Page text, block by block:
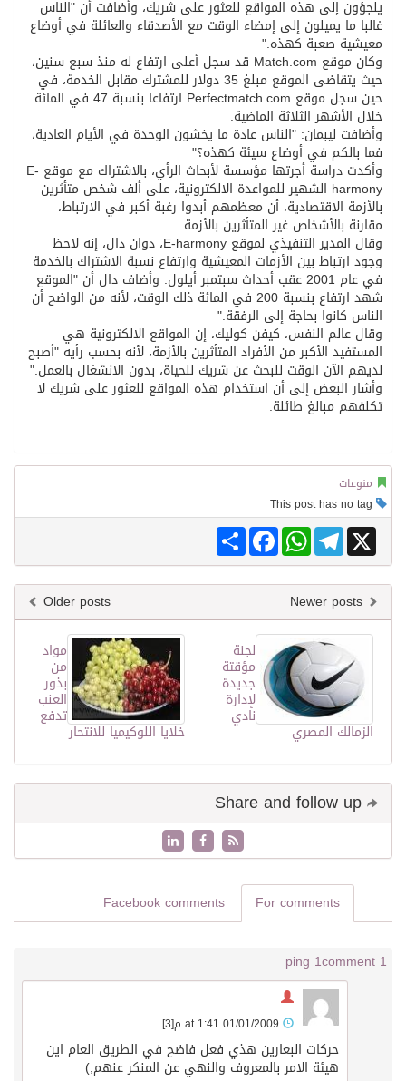
“سبيس إكس” تطلق 24 قمرًا صناعيًا جديدًا إلى الفضاء
يلجؤون إلى هذه المواقع للعثور على شريك، وأضافت أن "الناس
غالبا ما يميلون إلى إمضاء الوقت مع الأصدقاء والعائلة في أوضاع
معيشية صعبة كهذه."
وكان موقع Match.com قد سجل أعلى ارتفاع له منذ سبع سنين،
حيث يتقاضى الموقع مبلغ 35 دولار للمشترك مقابل الخدمة، في
حين سجل موقع Perfectmatch.com ارتفاعا بنسبة 47 في المائة
خلال الأشهر الثلاثة الماضية.
وأضافت ليبمان: "الناس عادة ما يخشون الوحدة في الأيام العادية،
فما بالكم في أوضاع سيئة كهذه؟"
وأكدت دراسة أجرتها مؤسسة لأبحاث الرأي، بالاشتراك مع موقع E-
harmony الشهير للمواعدة الالكترونية، على ألف شخص متأثرين
بالأزمة الاقتصادية، أن معظمهم أبدوا رغبة أكبر في الارتباط،
مقارنة بالأشخاص غير المتأثرين بالأزمة.
وقال المدير التنفيذي لموقع E-harmony، دوان دال، إنه لاحظ
وجود ارتباط بين الأزمات المعيشية وارتفاع نسبة الاشتراك بالخدمة
في عام 2001 عقب أحداث سبتمبر أيلول. وأضاف دال أن "الموقع
شهد ارتفاع بنسبة 200 في المائة ذلك الوقت، لأنه من الواضح أن
الناس كانوا بحاجة إلى الرفقة."
وقال عالم النفس، كيفن كوليك، إن المواقع الالكترونية هي
المستفيد الأكبر من الأفراد المتأثرين بالأزمة، لأنه بحسب رأيه "أصبح
لديهم الآن الوقت للبحث عن شريك للحياة، بدون الانشغال بالعمل."
وأشار البعض إلى أن استخدام هذه المواقع للعثور على شريك لا
تكلفهم مبالغ طائلة.
منوعات
Share
FacebookWhatsAppTelegram X
Older posts
مواد
من
بذور
العنب
تدفع
خلايا اللوكيميا للانتحار
لجنة
مؤقتة
جديدة
لإدارة
نادي
الزمالك المصري
For comments
Facebook comments
1 comment
1 ping
[3]
حركات البعارين هذي فعل فاضح في الطريق العام اين
هيئة الامر بالمعروف والنهي عن المنكر عنهم;)